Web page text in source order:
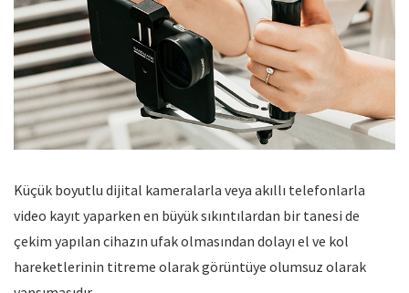
Küçük boyutlu dijital kameralarla veya akıllı telefonlarla
video kayıt yaparken en büyük sıkıntılardan bir tanesi de
çekim yapılan cihazın ufak olmasından dolayı el ve kol
hareketlerinin titreme olarak görüntüye olumsuz olarak